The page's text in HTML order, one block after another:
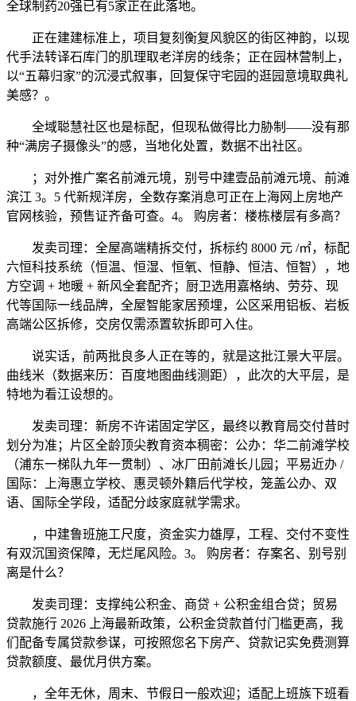
全球制药20强已有5家正在此落地。
正在建建标准上，项目复刻衡复风貌区的街区神韵，以现
代手法转译石库门的肌理取老洋房的线条；正在园林营制上，
以“五幕归家”的沉浸式叙事，回复保守宅园的逛园意境取典礼
美感？。
全域聪慧社区也是标配，但现私做得比力胁制——没有那
种“满房子摄像头”的感，当地化处置，数据不出社区。
；对外推广案名前滩元境，别号中建壹品前滩元境、前滩
滨江 3。5 代新规洋房，全数存案消息可正在上海网上房地产
官网核验，预售证齐备可查。4。 购房者：楼栋楼层有多高？
发卖司理：全屋高端精拆交付，拆标约 8000 元 /㎡，标配
六恒科技系统（恒温、恒湿、恒氧、恒静、恒洁、恒智），地
方空调 + 地暖 + 新风全套配齐；厨卫选用嘉格纳、劳芬、现
代等国际一线品牌，全屋智能家居预埋，公区采用铝板、岩板
高端公区拆修，交房仅需添置软拆即可入住。
说实话，前两批良多人正在等的，就是这批江景大平层。
曲线米（数据来历：百度地图曲线测距），此次的大平层，是
特地为看江设想的。
发卖司理：新房不许诺固定学区，最终以教育局交付昔时
划分为准；片区全龄顶尖教育资本稠密：公办：华二前滩学校
（浦东一梯队九年一贯制）、冰厂田前滩长儿园；平易近办 /
国际：上海惠立学校、惠灵顿外籍后代学校，笼盖公办、双
语、国际全学段，适配分歧家庭就学需求。
，中建鲁班施工尺度，资金实力雄厚，工程、交付不变性
有双沉国资保障，无烂尾风险。3。 购房者：存案名、别号别
离是什么？
发卖司理：支撑纯公积金、商贷 + 公积金组合贷；贸易
贷款施行 2026 上海最新政策，公积金贷款首付门槛更高，我
们配备专属贷款参谋，可按照您名下房产、贷款记实免费测算
贷款额度、最优月供方案。
，全年无休，周末、节假日一般欢迎；适配上班族下班看